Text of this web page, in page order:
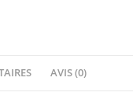
AVIS (0)